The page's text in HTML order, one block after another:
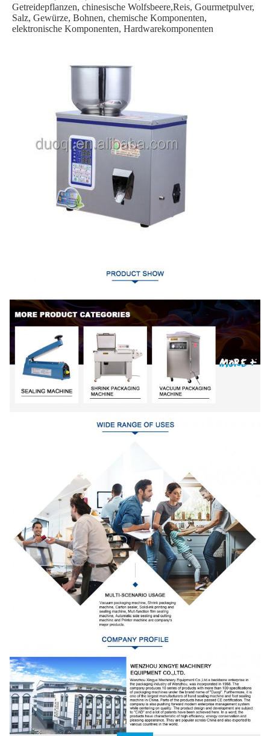
Getreidepflanzen, chinesische Wolfsbeere,Reis, Gourmetpulver,
Salz, Gewürze, Bohnen, chemische Komponenten,
elektronische Komponenten, Hardwarekomponenten